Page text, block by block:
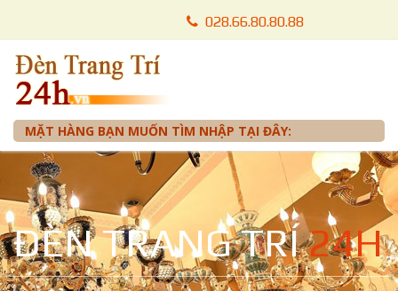
028.66.80.80.88
MẶT HÀNG BẠN MUỐN TÌM NHẬP TẠI ĐÂY:
ĐÈN TRANG TRÍ24H